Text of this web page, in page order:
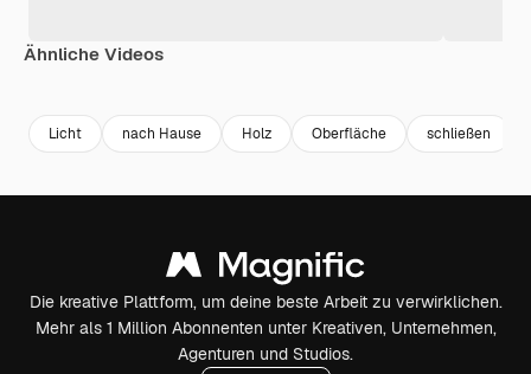
Ähnliche Videos
Licht nach Hause Holz Oberfläche schließen
Die kreative Plattform, um deine beste Arbeit zu verwirklichen.
Mehr als 1 Million Abonnenten unter Kreativen, Unternehmen,
Agenturen und Studios.